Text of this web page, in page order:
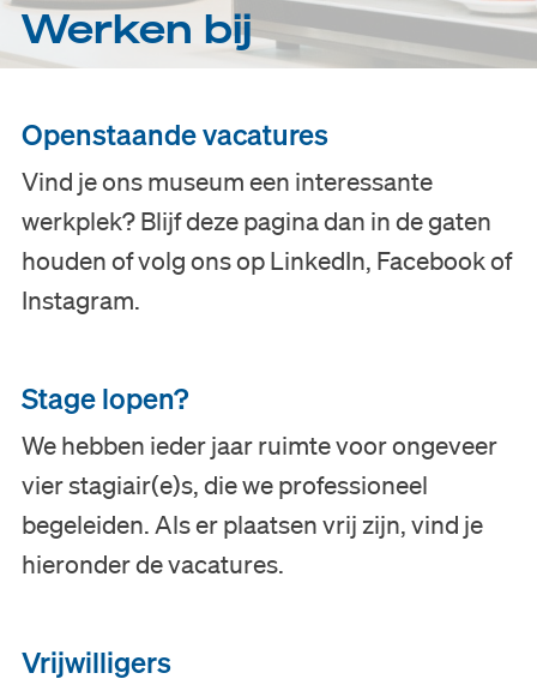
Bezoek
Werken bij
Openstaande vacatures
Vind je ons museum een interessante
werkplek? Blijf deze pagina dan in de gaten
houden of volg ons op LinkedIn, Facebook of
Instagram.
Stage lopen?
We hebben ieder jaar ruimte voor ongeveer
vier stagiair(e)s, die we professioneel
begeleiden. Als er plaatsen vrij zijn, vind je
hieronder de vacatures.
Vrijwilligers